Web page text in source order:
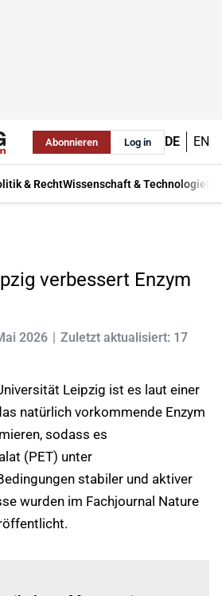
Abonnieren Log in DE EN
& RechtWissenschaft & Technologie
verbessert Enzym
2026
Zuletzt aktualisiert: 17
Leipzig ist es laut einer
natürlich vorkommende Enzym
sodass es
(PET) unter
stabiler und aktiver
wurden im Fachjournal Nature